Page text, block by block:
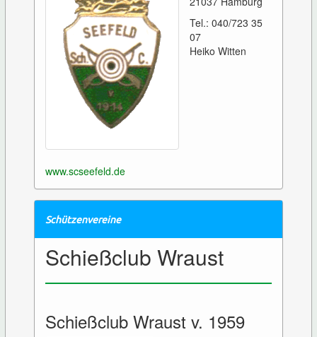
Tel.: 040/723 35
07
Heiko Witten
www.scseefeld.de
Schützenvereine
Schießclub Wraust
Schießclub Wraust v. 1959